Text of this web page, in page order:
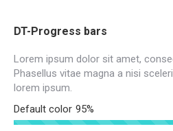
DT-Progress bars
Lorem ipsum dolor sit amet,
Phasellus vitae magna a nisi
lorem ipsum.
Default color 95%